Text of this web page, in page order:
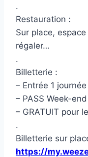
.
Restauration :
Sur place,
régaler…
.
Billetterie :
– Entrée 1
– PASS Week-
– GRATUIT pour
.
Billetterie sur
https://